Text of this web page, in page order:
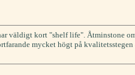
väldigt kort "shelf life". Åtminstone
mycket högt på kvalitetsstegen